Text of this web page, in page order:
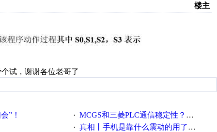
楼主
试，谢谢各位老哥了
”！ · MCGS和三菱PLC通信稳定性？？？
· 真相丨手机是靠什么震动的用了这么多年才知道！